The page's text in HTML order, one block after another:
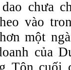
chưa
vào
một
của
Tôn cuối